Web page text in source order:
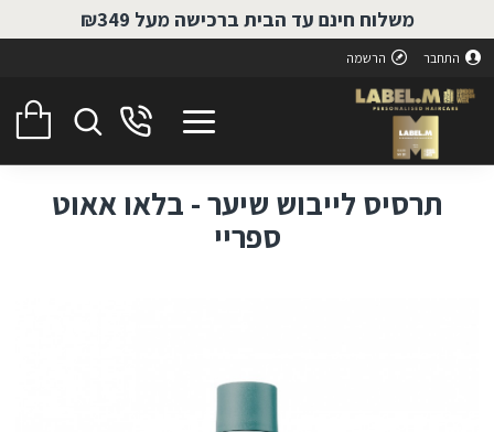
משלוח חינם עד הבית ברכישה מעל ₪349
התחבר הרשמה
תרסיס לייבוש שיער - בלאו אאוט
ספריי